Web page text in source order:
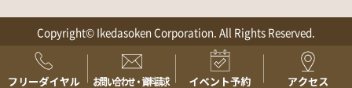
Copyright© Ikedasoken Corporation. All Rights Reserved.